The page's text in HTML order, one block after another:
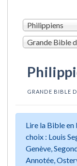
Philippiens
Grande Bible
GRANDE BIBLE
Lire la Bible
choix : Louis
Genève,
Annotée,